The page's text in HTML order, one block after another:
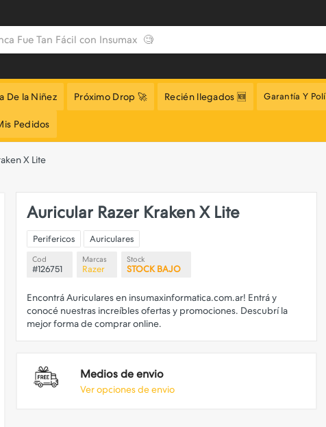
De la Niñez Próximo Drop 🚀 Recién llegados 🆕 Garantía Y
Pedidos
X Lite
Auricular Razer Kraken X Lite
Perifericos Auriculares
Cod
#126751
Marcas
Razer
Stock
STOCK BAJO
Encontrá Auriculares en insumaxinformatica.com.ar! Entrá y
conocé nuestras increíbles ofertas y promociones. Descubrí la
Medios de envio
Ver opciones de envio